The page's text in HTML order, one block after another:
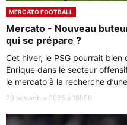
MERCATO FOOTBALL
Mercato - Nouveau
qui se prépare ?
Cet hiver, le PSG pourrait
Enrique dans le secteur
le mercato à la recherche
20 novembre 2025 à 18h00